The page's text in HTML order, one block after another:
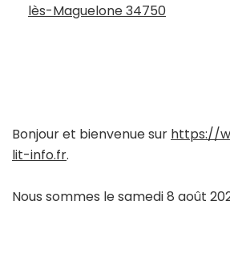
lès-Maguelone 34750
Bonjour et bienvenue sur https://
lit-info.fr.
Nous sommes le samedi 8 août